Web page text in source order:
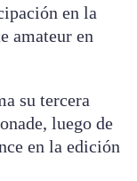
en la
amateur en
su tercera
luego de
en la edición